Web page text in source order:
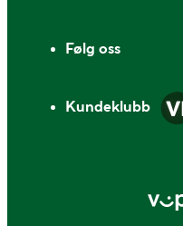
Følg oss
Kundeklubb